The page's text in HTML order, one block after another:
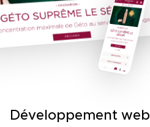
Développement web